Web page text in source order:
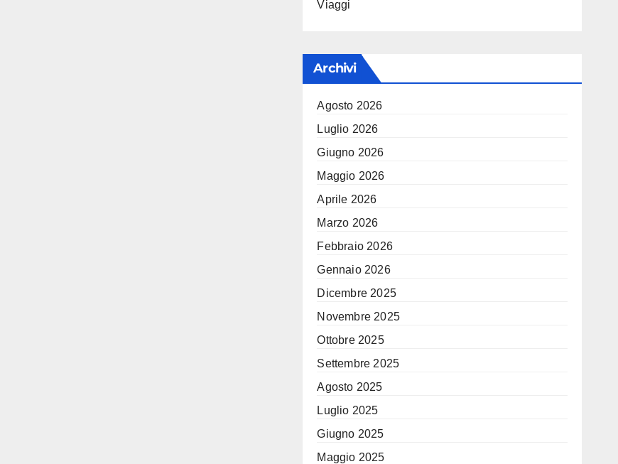
Viaggi
Archivi
Agosto 2026
Luglio 2026
Giugno 2026
Maggio 2026
Aprile 2026
Marzo 2026
Febbraio 2026
Gennaio 2026
Dicembre 2025
Novembre 2025
Ottobre 2025
Settembre 2025
Agosto 2025
Luglio 2025
Giugno 2025
Maggio 2025